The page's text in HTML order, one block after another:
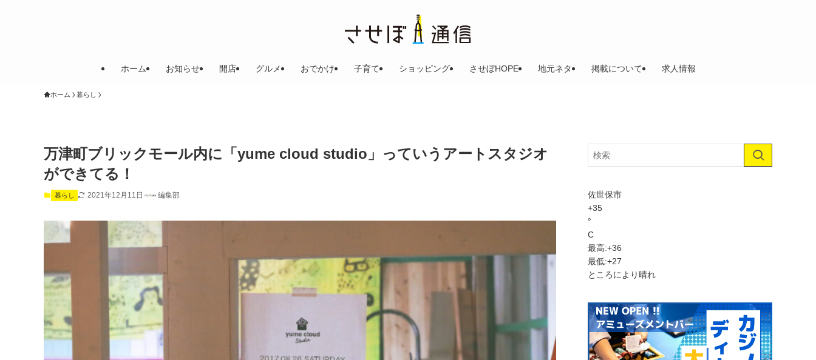
ホーム お知らせ 開店 グルメ おでかけ 子育て ショッピング させぼHOPE 地元ネタ 掲載について 求人情報
ホーム 暮らし
万津町ブリックモール内に「yume cloud studio」っていうアートスタジオ
ができてる！
暮らし 2021年12月11日 編集部
佐世保市
+35
°
C
最高:+36
最低:+27
ところにより晴れ